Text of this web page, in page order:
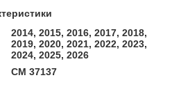
2014, 2015, 2016, 2017, 2018,
2019, 2020, 2021, 2022, 2023,
2024, 2025, 2026
CM 37137